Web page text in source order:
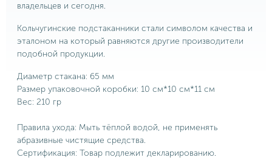
владельцев и сегодня.
Кольчугинские подстаканники стали символом качества и
эталоном на который равняются другие производители
подобной продукции.
Диаметр стакана: 65 мм
Размер упаковочной коробки: 10 см*10 см*11 см
Вес: 210 гр
Правила ухода: Мыть тёплой водой, не применять
абразивные чистящие средства.
Сертификация: Товар подлежит декларированию.